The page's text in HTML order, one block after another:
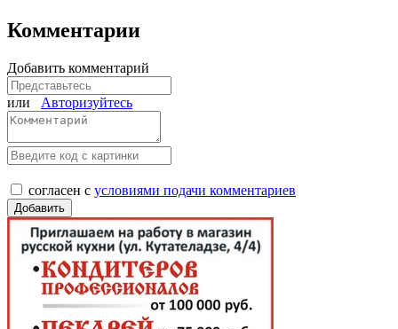
Комментарии
Добавить комментарий
или Авторизуйтесь
согласен с условиями подачи комментариев